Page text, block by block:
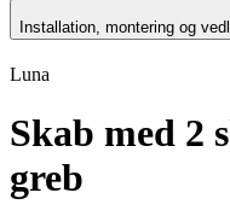
Installation, montering og
Luna
Skab med 2
greb